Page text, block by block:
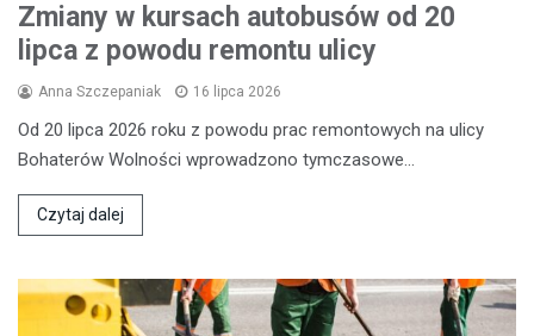
Zmiany w kursach autobusów od 20
lipca z powodu remontu ulicy
Anna Szczepaniak 16 lipca 2026
Od 20 lipca 2026 roku z powodu prac remontowych na ulicy
Bohaterów Wolności wprowadzono tymczasowe…
Czytaj dalej